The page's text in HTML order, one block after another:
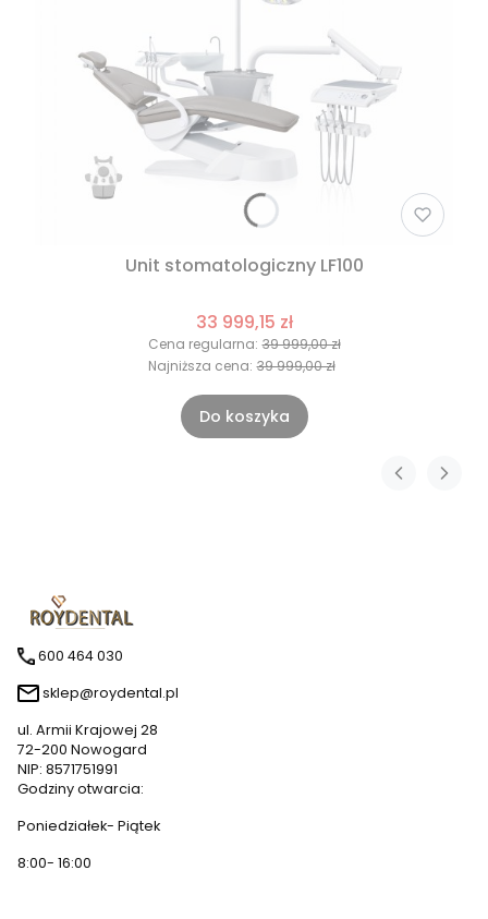
Unit stomatologiczny LF100
33 999,15 zł
Cena regularna: 39 999,00 zł
Najniższa cena: 39 999,00 zł
Do koszyka
600 464 030
sklep@roydental.pl
ul. Armii Krajowej 28
72-200 Nowogard
NIP: 8571751991
Godziny otwarcia:
Poniedziałek- Piątek
8:00- 16:00